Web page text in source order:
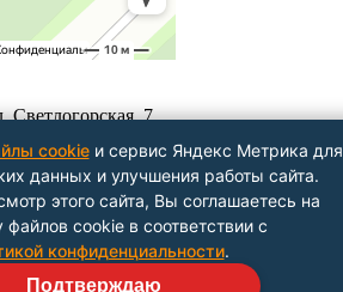
cookieи сервис Яндекс Метрика для
данных и улучшения работы сайта.
этого сайта, Вы соглашаетесь на
файлов cookie в соответствии с
конфиденциальности.
Подтверждаю
Светлогорская, 7